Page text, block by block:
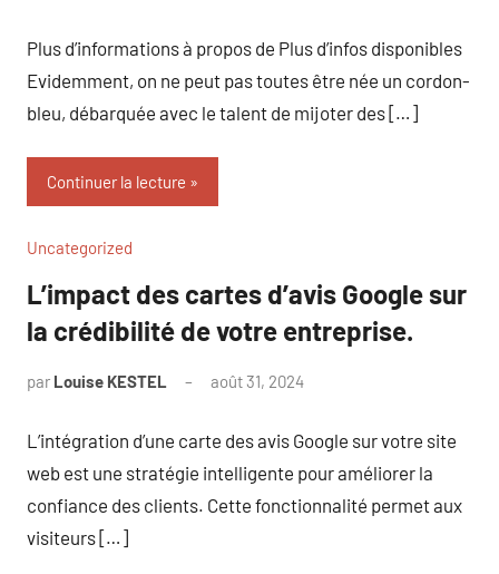
Plus d’informations à propos de Plus d’infos disponibles
Evidemment, on ne peut pas toutes être née un cordon-
bleu, débarquée avec le talent de mijoter des […]
Continuer la lecture
Uncategorized
L’impact des cartes d’avis Google sur
la crédibilité de votre entreprise.
par Louise KESTEL août 31, 2024
L’intégration d’une carte des avis Google sur votre site
web est une stratégie intelligente pour améliorer la
confiance des clients. Cette fonctionnalité permet aux
visiteurs […]